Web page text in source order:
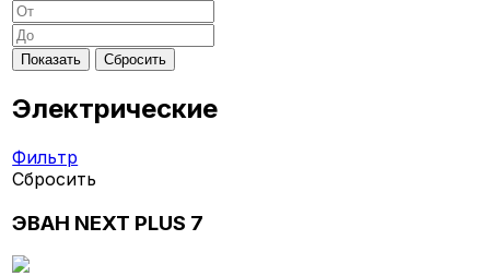
Электрические
Фильтр
Сбросить
ЭВАН NEXT PLUS 7